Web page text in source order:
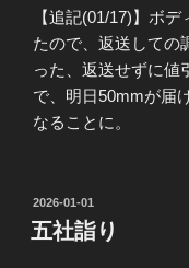
【追記(01/17)】ボ
たので、返送しての
った、返送せずに値
で、明日50mmが届
なることに。
投
稿
日:
2026-01-01
五社詣り